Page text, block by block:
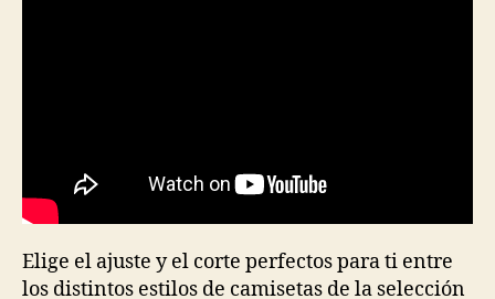
Elige el ajuste y el corte perfectos para ti entre
los distintos estilos de camisetas de la selección